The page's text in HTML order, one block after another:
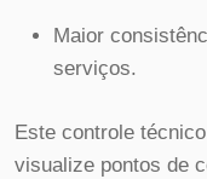
Maior
serviços.
Este controle
visualize pontos de